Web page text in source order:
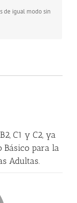
de igual modo sin
C1 y C2, ya
Básico para la
Adultas.